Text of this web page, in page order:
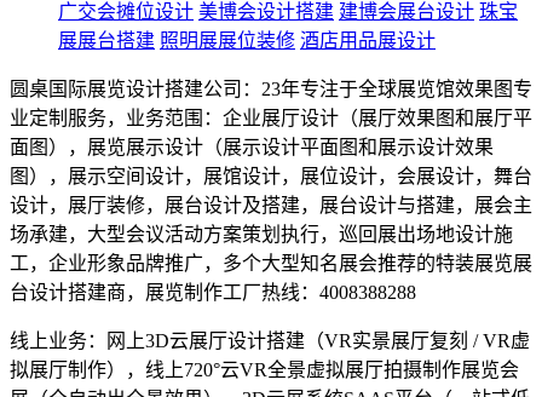
广交会摊位设计 美博会设计搭建 建博会展台设计 珠宝
展展台搭建 照明展展位装修 酒店用品展设计
圆桌国际展览设计搭建公司：23年专注于全球展览馆效果图专
业定制服务，业务范围：企业展厅设计（展厅效果图和展厅平
面图），展览展示设计（展示设计平面图和展示设计效果
图），展示空间设计，展馆设计，展位设计，会展设计，舞台
设计，展厅装修，展台设计及搭建，展台设计与搭建，展会主
场承建，大型会议活动方案策划执行，巡回展出场地设计施
工，企业形象品牌推广，多个大型知名展会推荐的特装展览展
台设计搭建商，展览制作工厂热线：4008388288
线上业务：网上3D云展厅设计搭建（VR实景展厅复刻 / VR虚
拟展厅制作），线上720°云VR全景虚拟展厅拍摄制作展览会